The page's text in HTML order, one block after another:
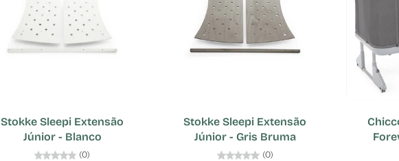
Stokke Sleepi Extensão
Júnior - Blanco
(0)
Stokke Sleepi Extensão
Júnior - Gris Bruma
(0)